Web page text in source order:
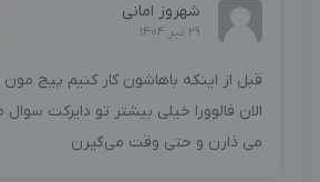
شهروز امانی
29 تیر 1404
قبل از اینکه باهاشون کار کنیم پیج‌
الان فالوورا خیلی بیشتر تو دایرکت
می‌ ذارن و حتی وقت می‌گیرن